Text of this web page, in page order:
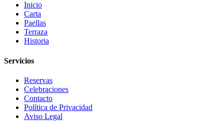
Inicio
Carta
Paellas
Terraza
Historia
Servicios
Reservas
Celebraciones
Contacto
Política de Privacidad
Aviso Legal